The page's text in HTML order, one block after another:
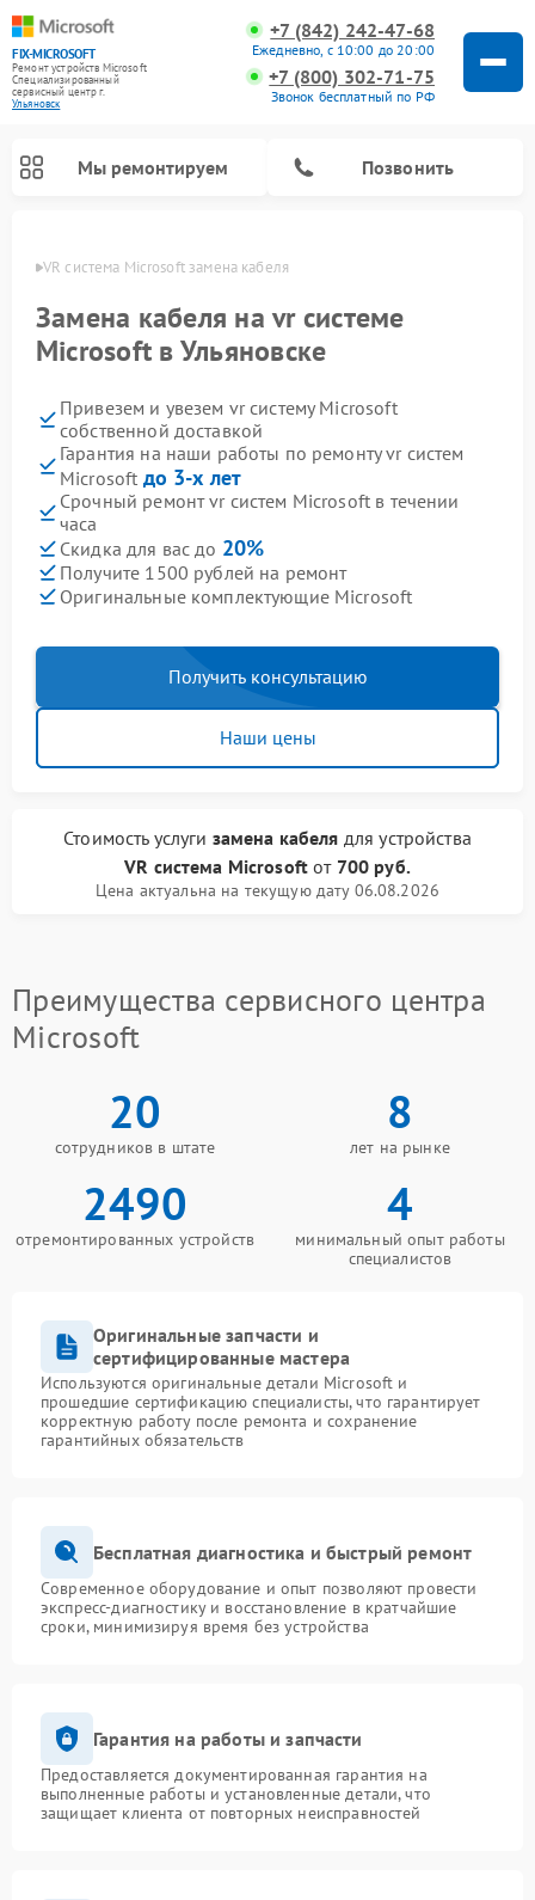
FIX-MICROSOFT
Ремонт устройств Microsoft
Специализированный
cервисный центр г.
Ульяновск
+7 (842) 242-47-68
Ежедневно, с 10:00 до 20:00
+7 (800) 302-71-75
Звонок бесплатный по РФ
Мы ремонтируем Позвонить
VR система Microsoft замена кабеля
Замена кабеля на vr системе
Microsoft в Ульяновске
Привезем и увезем vr систему Microsoft
собственной доставкой
Гарантия на наши работы по ремонту vr систем
Microsoft до 3-х лет
Срочный ремонт vr систем Microsoft в течении
часа
Скидка для вас до 20%
Получите 1500 рублей на ремонт
Оригинальные комплектующие Microsoft
Получить консультацию
Наши цены
Стоимость услуги замена кабеля для устройства
VR система Microsoft от 700 руб.
Цена актуальна на текущую дату 06.08.2026
Преимущества сервисного центра
Microsoft
20
сотрудников в штате
8
лет на рынке
2490
отремонтированных устройств
4
минимальный опыт работы
специалистов
Оригинальные запчасти и
сертифицированные мастера
Используются оригинальные детали Microsoft и
прошедшие сертификацию специалисты, что гарантирует
корректную работу после ремонта и сохранение
гарантийных обязательств
Бесплатная диагностика и быстрый ремонт
Современное оборудование и опыт позволяют провести
экспресс-диагностику и восстановление в кратчайшие
сроки, минимизируя время без устройства
Гарантия на работы и запчасти
Предоставляется документированная гарантия на
выполненные работы и установленные детали, что
защищает клиента от повторных неисправностей